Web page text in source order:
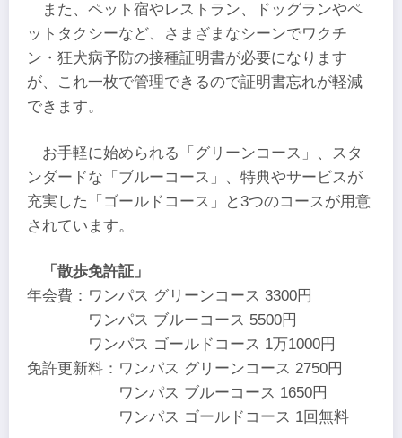
また、ペット宿やレストラン、ドッグランやペ
ットタクシーなど、さまざまなシーンでワクチ
ン・狂犬病予防の接種証明書が必要になります
が、これ一枚で管理できるので証明書忘れが軽減
できます。
お手軽に始められる「グリーンコース」、スタ
ンダードな「ブルーコース」、特典やサービスが
充実した「ゴールドコース」と3つのコースが用意
されています。
「散歩免許証」
年会費：ワンパス グリーンコース 3300円
ワンパス ブルーコース 5500円
ワンパス ゴールドコース 1万1000円
免許更新料：ワンパス グリーンコース 2750円
ワンパス ブルーコース 1650円
ワンパス ゴールドコース 1回無料